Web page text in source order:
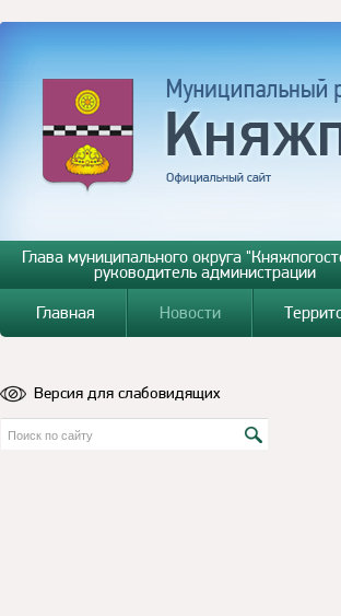
Глава муниципального округа
руководитель администрации
Главная
Новости
Версия для слабовидящих